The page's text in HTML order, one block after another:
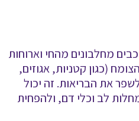
מחלבונים מהחי וארוחות
(כגון קטניות, אגוזים,
את הבריאות. זה יכול
לב וכלי דם, ולהפחית